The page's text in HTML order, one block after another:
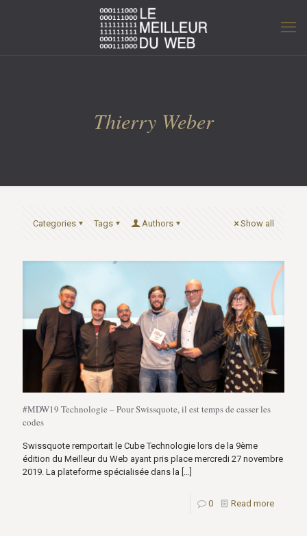
Thierry Weber
Categories Tags Authors Show all
#MDW19 Technologie – Pour Swissquote, il est temps de casser les
codes
Swissquote remportait le Cube Technologie lors de la 9ème
édition du Meilleur du Web ayant pris place mercredi 27 novembre
2019. La plateforme spécialisée dans la […]
0 Read more